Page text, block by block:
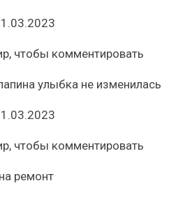
чтобы комментировать
улыбка не изменилась
чтобы комментировать
ремонт